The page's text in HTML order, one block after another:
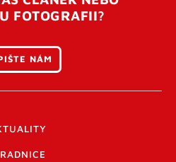
složku SPAM ve
FOTOGRAFII?
NÁM